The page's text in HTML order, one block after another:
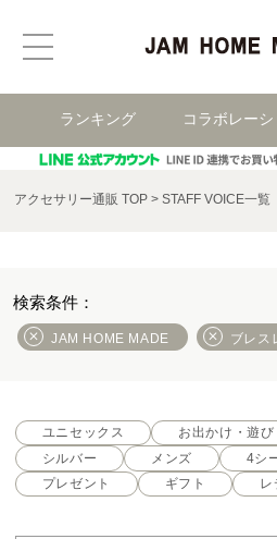
ランキング コラボレーシ
アクセサリー通販 TOP STAFF VOICE一覧
JAM HOME MADE ブレス
ユニセックス お出かけ・遊び
シルバー
メンズ
4シ
プレゼント
ギフト